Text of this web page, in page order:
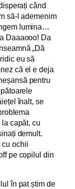
când
să-l ademenim
lumina…
Daaaooo! Da
„Dă
eu să
că el e deja
pentru
înalt, se
capăt, cu
demult.
cu ochii
pe copilul din
în pat știm de